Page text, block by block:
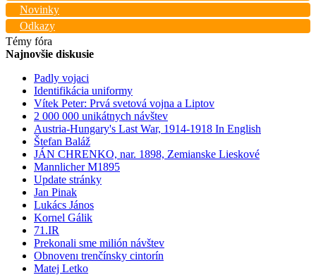
Novinky
Odkazy
Témy fóra
Najnovšie diskusie
Padly vojaci
Identifikácia uniformy
Vítek Peter: Prvá svetová vojna a Liptov
2 000 000 unikátnych návštev
Austria-Hungary's Last War, 1914-1918 In English
Štefan Baláž
JÁN CHRENKO, nar. 1898, Zemianske Lieskové
Mannlicher M1895
Update stránky
Jan Pinak
Lukács János
Kornel Gálik
71.IR
Prekonali sme milión návštev
Obnovenı trenčínsky cintorín
Matej Letko